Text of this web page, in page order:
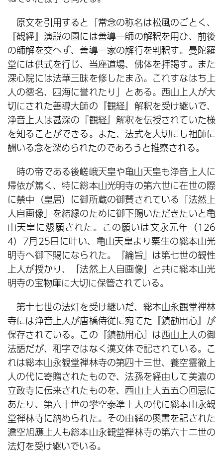
原文を引用すると「常念の称名は松風のごとく、
『観経』演説の園には善導一師の解釈を用ひ、前後
の師解を交へず、善導一家の解行を判釈す。曼陀羅
堂には供式を行じ、当座道場、佛体を拝謁す。また
深心院には法華三昧を修したまふ。これすなはち上
人の徳名、四海に誉れたり」とある。西山上人が大
切にされた善導大師の『観経』解釈を受け継いで、
浄音上人は甚深の『観経』解釈を伝授されていた様
を知ることができる。また、法式を大切にし祖師に
酬いる念を深められたのであろうと推察される。
時の帝である後嵯峨天皇や亀山天皇も浄音上人に
帰依が篤く、特に総本山光明寺の第六世に在世の際
に禁中（皇居）に御所蔵の御賛されている「法然上
人自画像」を結縁のために御下賜いただきたいと亀
山天皇に懇願された。この願いは文永元年（126
4）7月25日に叶い、亀山天皇より粟生の総本山光
明寺へ御下賜になられた。『綸旨』は第七世の観性
上人が授かり、「法然上人自画像」と共に総本山光
明寺の宝物庫に大切に保管されている。
第十七世の法灯を受け継いだ、総本山永観堂禅林
寺には浄音上人が唐橋侍従に宛てた『鎮勧用心』が
保存されている。この『鎮勧用心』は西山上人の御
法語だが、和字ではなく漢文体で記されている。こ
れは総本山永観堂禅林寺の第四十三世、養空霊徹上
人の代に寄贈されたもので、法孫を経由して美濃の
立政寺に伝来されたものを、西山上人五五〇回忌に
あたり、第六十世の攀空泰凖上人の代に総本山永観
堂禅林寺に納められた。その由緒の奥書を記された
澹空旭應上人も総本山永観堂禅林寺の第六十二世の
法灯を受け継いでいる。